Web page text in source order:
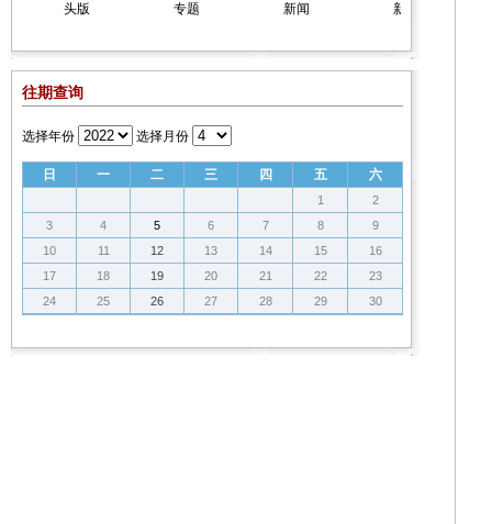
头版
专题
新闻
新闻
往期查询
选择年份 选择月份
日 一 二 三 四 五 六
1
2
3
4 5 6 7 8
9
10
11 12 13 14 15
16
17
18 19 20 21 22
23
24
25 26 27 28 29 30